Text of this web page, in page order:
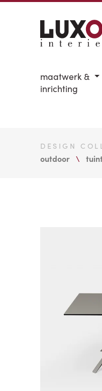
maatwerk &
inrichting
DESIGN
outdoor